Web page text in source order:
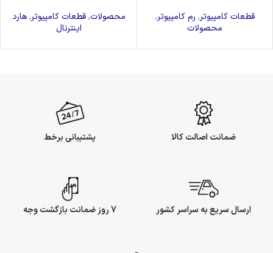
قطعات کامپیوتر, رم کامپیوتر,
محصولات
محصولات,قطعات کامپیوتر,هارد
اینترنال
ضمانت اصالت کالا پشتیبانی برخط
ارسال سریع به سراسر کشور 7 روز ضمانت بازگشت وجه